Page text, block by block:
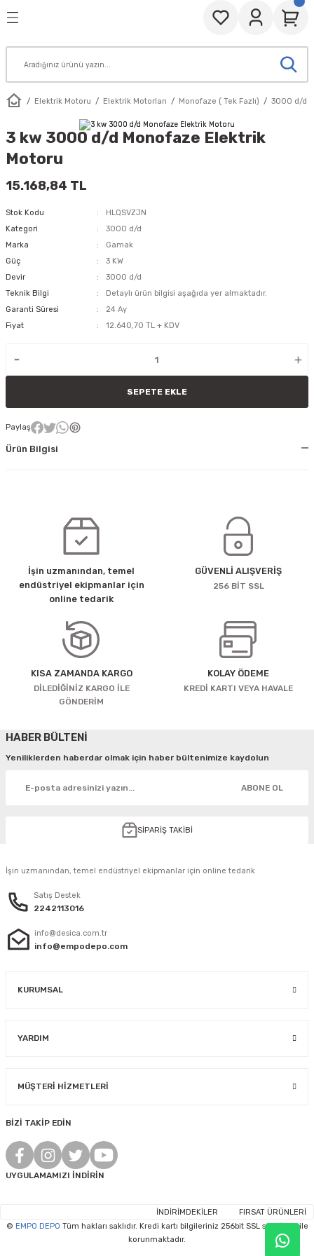
Trifaze ( 3 Fazlı )
( Eff1)
Parçaları
Motorları
Motorlar
Tek Fazlı Merkezkaç
3000 d/d
Aksiyel (Eksenel) Fanlar
Duvar ve Baca Aspiratörleri
EbmPapst Aksiyel Fanlar
Yuvarlak
Fanlar
Radyal (Salyangoz) Fanlar
Küçük Salyangoz Aspiratörler
Elektrik Motoru Elektrik Motorları Monofaze ( Tek Fazlı) 3000 d/d
3 kw 3000 d/d Monofaze Elektrik
Motoru
15.168,84 TL
Stok Kodu
HLQSVZJN
Kategori
3000 d/d
Marka
Gamak
Güç
3 KW
Devir
3000 d/d
Teknik Bilgi
Detaylı ürün bilgisi aşağıda yer almaktadır.
Garanti Süresi
24 Ay
Fiyat
12.640,70 TL + KDV
SEPETE EKLE
Paylaş
Ürün Bilgisi
İşin uzmanından, temel
endüstriyel ekipmanlar için
online tedarik
GÜVENLİ ALIŞVERİŞ
256 BİT SSL
KISA ZAMANDA KARGO
DİLEDİĞİNİZ KARGO İLE
GÖNDERİM
KOLAY ÖDEME
KREDİ KARTI VEYA HAVALE
HABER BÜLTENİ
Yeniliklerden haberdar olmak için haber bültenimize kaydolun
ABONE OL
SİPARİŞ TAKİBİ
İşin uzmanından, temel endüstriyel ekipmanlar için online tedarik
Satış Destek
2242113016
info@desica.com.tr
info@empodepo.com
KURUMSAL
YARDIM
MÜŞTERİ HİZMETLERİ
BİZİ TAKİP EDİN
UYGULAMAMIZI İNDİRİN
İNDİRİMDEKİLER
FIRSAT ÜRÜNLERİ
© EMPO DEPO Tüm hakları saklıdır. Kredi kartı bilgileriniz 256bit SSL sertifikası ile
korunmaktadır.